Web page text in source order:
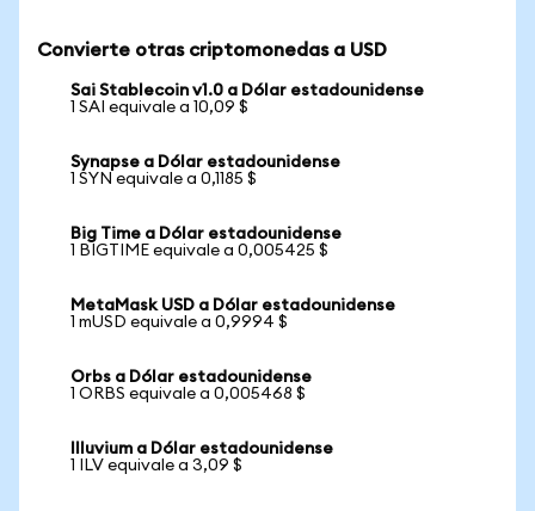
Convierte otras criptomonedas a USD
Sai Stablecoin v1.0 a Dólar estadounidense
1 SAI equivale a 10,09 $
Synapse a Dólar estadounidense
1 SYN equivale a 0,1185 $
Big Time a Dólar estadounidense
1 BIGTIME equivale a 0,005425 $
MetaMask USD a Dólar estadounidense
1 mUSD equivale a 0,9994 $
Orbs a Dólar estadounidense
1 ORBS equivale a 0,005468 $
Illuvium a Dólar estadounidense
1 ILV equivale a 3,09 $